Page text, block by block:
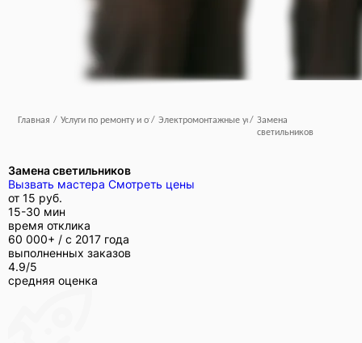
Главная / Услуги по ремонту и отделке
/ Электромонтажные услуги
/ Замена
светильников
Замена светильников
Вызвать мастера Смотреть цены
от 15 руб.
15-30 мин
время отклика
60 000+ / с 2017 года
выполненных заказов
4.9/5
средняя оценка